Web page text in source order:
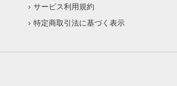
サービス利用規約
特定商取引法に基づく表示